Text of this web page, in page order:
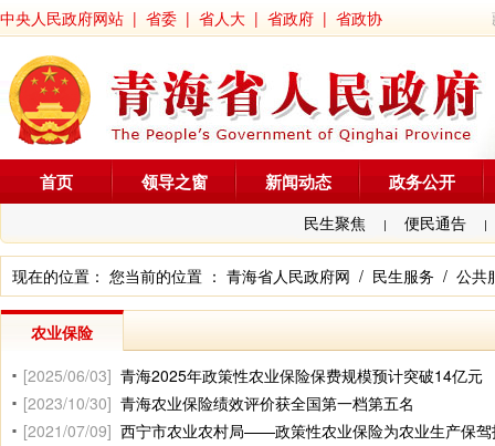
中央人民政府网站 | 省委 | 省人大 | 省政府 | 省政协
首页 领导之窗 新闻动态 政务公开
民生聚焦 | 便民通告 |
现在的位置： 您当前的位置 ： 青海省人民政府网 / 民生服务 / 公共
农业保险
[2025/06/03] 青海2025年政策性农业保险保费规模预计突破14亿元
[2023/10/30] 青海农业保险绩效评价获全国第一档第五名
[2021/07/09] 西宁市农业农村局——政策性农业保险为农业生产保驾